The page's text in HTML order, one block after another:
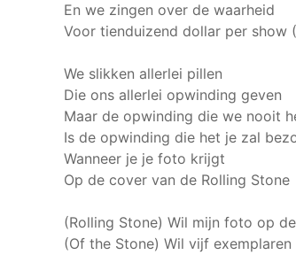
En we zingen over de waarheid
Voor tienduizend dollar per show
We slikken allerlei pillen
Die ons allerlei opwinding geven
Maar de opwinding die we nooit
Is de opwinding die het je zal
Wanneer je je foto krijgt
Op de cover van de Rolling Stone
(Rolling Stone) Wil mijn foto op
(Of the Stone) Wil vijf